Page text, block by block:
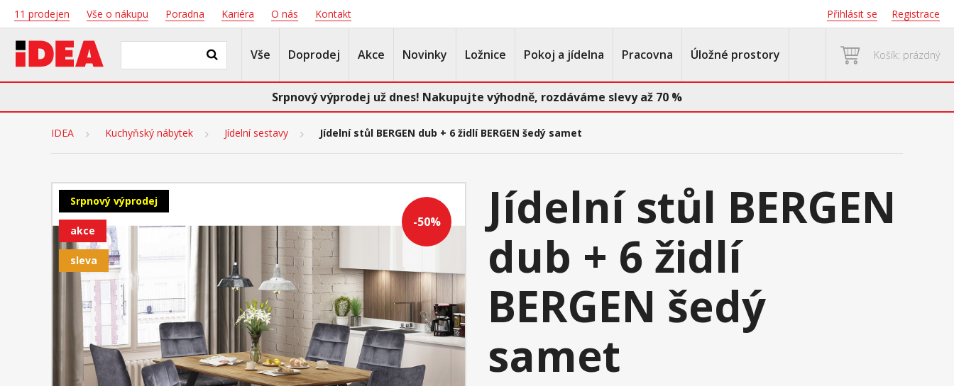
11 prodejen Vše o nákupu Poradna Kariéra O nás Kontakt Přihlásit se Registrace
Vše Doprodej Akce Novinky Ložnice Pokoj a jídelna Pracovna Úložné prostory Košík: prázdný
Srpnový výprodej už dnes! Nakupujte výhodně, rozdáváme slevy až 70 %
IDEA Kuchyňský nábytek Jídelní sestavy Jídelní stůl BERGEN dub + 6 židlí BERGEN šedý samet
-50%
Srpnový výprodej
akce
sleva
Jídelní stůl BERGEN
dub + 6 židlí
BERGEN šedý
samet